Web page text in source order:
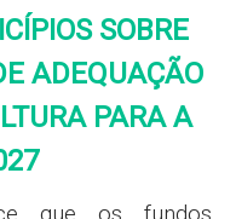
SOBRE
ADEQUAÇÃO
PARA A
que os fundos